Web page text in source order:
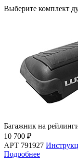
Выберите комплект
Багажник на
10 700 ₽
АРТ 791927
Подробнее